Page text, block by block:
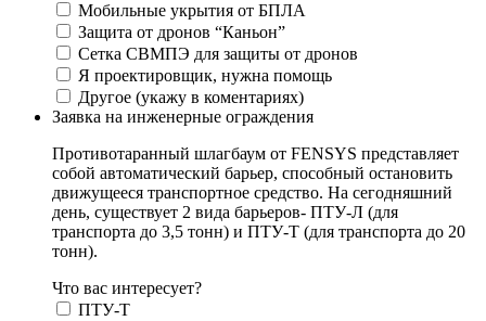
Мобильные укрытия от БПЛА
Защита от дронов “Каньон”
Сетка СВМПЭ для защиты от дронов
Я проектировщик, нужна помощь
Другое (укажу в коментариях)
Заявка на инженерные ограждения
Противотаранный шлагбаум от FENSYS представляет
собой автоматический барьер, способный остановить
движущееся транспортное средство. На сегодняшний
день, существует 2 вида барьеров- ПТУ-Л (для
транспорта до 3,5 тонн) и ПТУ-Т (для транспорта до 20
тонн).
Что вас интересует?
ПТУ-Т